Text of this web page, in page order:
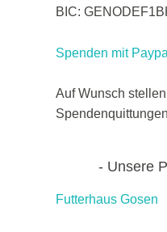
BIC:
Spenden mit Paypal
Auf Wunsch
Unsere
Futterhaus Gosen